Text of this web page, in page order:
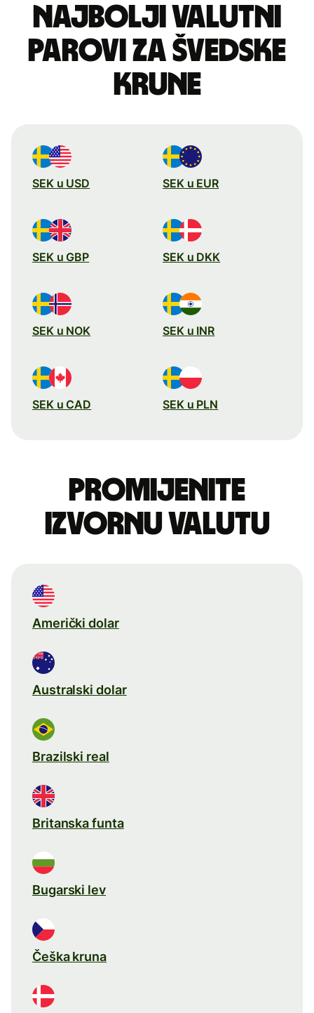
Najbolji valutni
parovi za švedske
krune
SEK u USD SEK u EUR
SEK u GBP SEK u DKK
SEK u NOK SEK u INR
SEK u CAD SEK u PLN
Promijenite
izvornu valutu
Američki dolar
Australski dolar
Brazilski real
Britanska funta
Bugarski lev
Češka kruna